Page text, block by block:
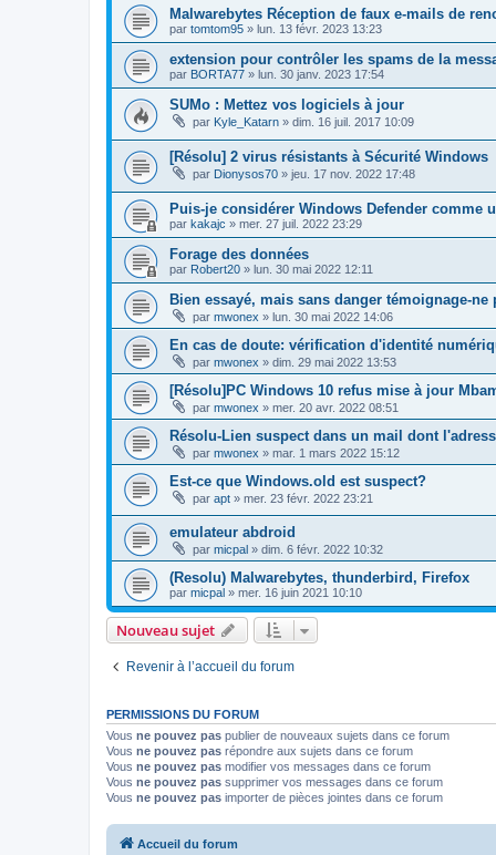
Malwarebytes Réception de faux e-mails de
par tomtom95 » lun. 13 févr. 2023 13:23
extension pour contrôler les spams de la
par BORTA77 » lun. 30 janv. 2023 17:54
SUMo : Mettez vos logiciels à jour
par Kyle_Katarn » dim. 16 juil. 2017 10:09
[Résolu] 2 virus résistants à Sécurité Windows
par Dionysos70 » jeu. 17 nov. 2022 17:48
Puis-je considérer Windows Defender comme
par kakajc » mer. 27 juil. 2022 23:29
Forage des données
par Robert20 » lun. 30 mai 2022 12:11
Bien essayé, mais sans danger témoignage-ne
par mwonex » lun. 30 mai 2022 14:06
En cas de doute: vérification d'identité
par mwonex » dim. 29 mai 2022 13:53
[Résolu]PC Windows 10 refus mise à jour
par mwonex » mer. 20 avr. 2022 08:51
Résolu-Lien suspect dans un mail dont
par mwonex » mar. 1 mars 2022 15:12
Est-ce que Windows.old est suspect?
par apt » mer. 23 févr. 2022 23:21
emulateur abdroid
par micpal » dim. 6 févr. 2022 10:32
(Resolu) Malwarebytes, thunderbird, Firefox
par micpal » mer. 16 juin 2021 10:10
Nouveau sujet
Revenir à l’accueil du forum
PERMISSIONS DU FORUM
Vous ne pouvez pas publier de nouveaux sujets dans ce forum
Vous ne pouvez pas répondre aux sujets dans ce forum
Vous ne pouvez pas modifier vos messages dans ce forum
Vous ne pouvez pas supprimer vos messages dans ce forum
Vous ne pouvez pas importer de pièces jointes dans ce forum
Accueil du forum